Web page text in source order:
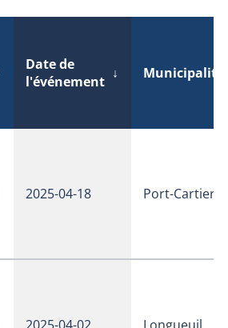
Date de
l'événement ↓ Municipalité
2025-04-18 Port-Cartier